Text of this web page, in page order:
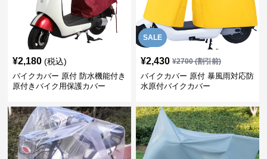
¥2,180 (税込)
バイクカバー 原付 防水機能付き
原付きバイク用保護カバー
SALE
¥2,430 ¥2700(割引前)
バイクカバー 原付 暴風雨対応防
水原付バイクカバー